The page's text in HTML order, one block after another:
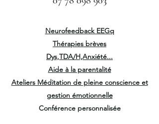
Neurofeedback EEGq
Thérapies brèves
Dys,TDA/H,Anxiété...
Aide à la parentalité
Ateliers Méditation de pleine conscience et
gestion émotionnelle
Conférence personnalisée